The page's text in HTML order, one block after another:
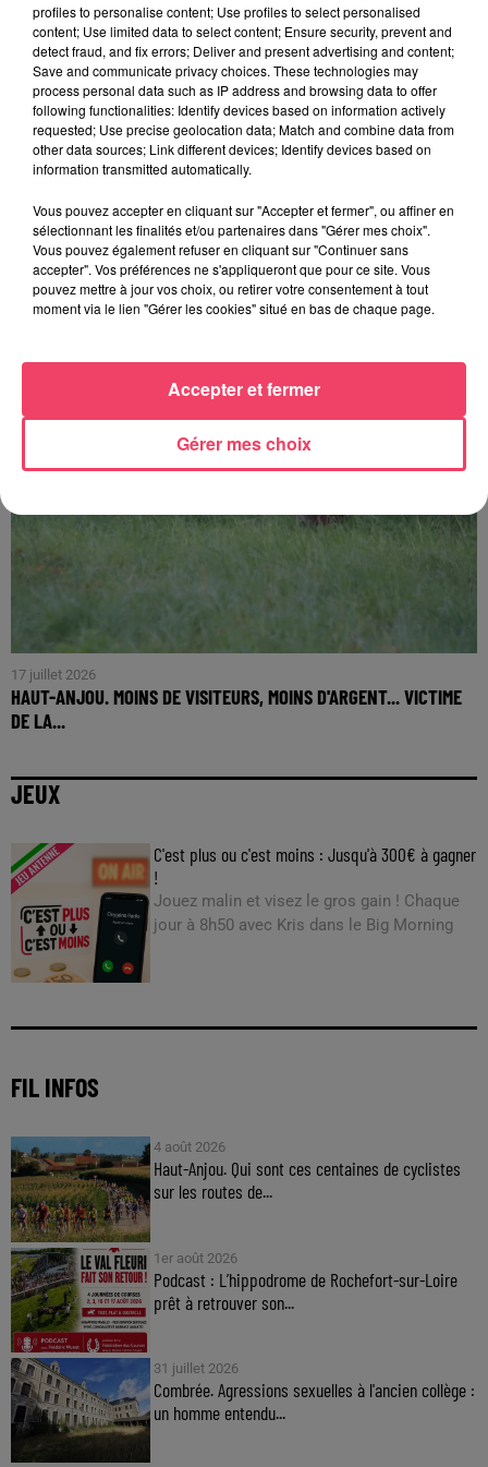
24 juillet 2026
PODCAST AMCO : JEAN-CLAUDE LAMBERT : « À MOLIÈRES, LES
COURSES SONT...
17 juillet 2026
HAUT-ANJOU. MOINS DE VISITEURS, MOINS D'ARGENT... VICTIME
DE LA...
JEUX
C'est plus ou c'est moins : Jusqu'à 300€ à gagner
!
Jouez malin et visez le gros gain ! Chaque
jour à 8h50 avec Kris dans le Big Morning
FIL INFOS
4 août 2026
Haut-Anjou. Qui sont ces centaines de cyclistes
sur les routes de...
1er août 2026
Podcast : L’hippodrome de Rochefort-sur-Loire
prêt à retrouver son...
31 juillet 2026
Combrée. Agressions sexuelles à l'ancien collège :
un homme entendu...
profiles to personalise content; Use profiles to select personalised
content; Use limited data to select content; Ensure security, prevent and
detect fraud, and fix errors; Deliver and present advertising and content;
Save and communicate privacy choices. These technologies may
process personal data such as IP address and browsing data to offer
following functionalities: Identify devices based on information actively
requested; Use precise geolocation data; Match and combine data from
other data sources; Link different devices; Identify devices based on
information transmitted automatically.
Vous pouvez accepter en cliquant sur "Accepter et fermer", ou affiner en
sélectionnant les finalités et/ou partenaires dans "Gérer mes choix".
Vous pouvez également refuser en cliquant sur "Continuer sans
accepter". Vos préférences ne s'appliqueront que pour ce site. Vous
pouvez mettre à jour vos choix, ou retirer votre consentement à tout
moment via le lien "Gérer les cookies" situé en bas de chaque page.
Gérer mes choix
Accepter et fermer